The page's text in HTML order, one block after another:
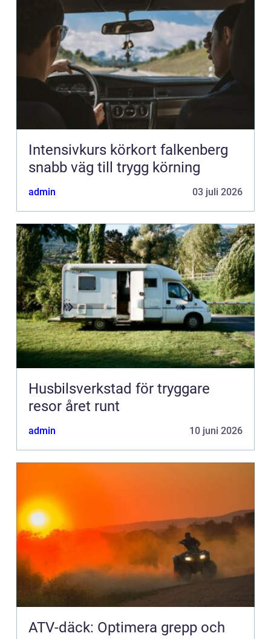
Intensivkurs körkort falkenberg
snabb väg till trygg körning
admin 03 juli 2026
Husbilsverkstad för tryggare
resor året runt
admin 10 juni 2026
ATV-däck: Optimera grepp och